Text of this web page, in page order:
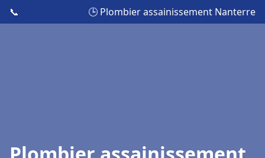
📞 🕒 Plombier assainissement Nanterre